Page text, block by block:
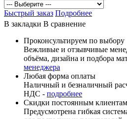
Быстрый заказ Подробнее
В закладки В сравнение
Проконсультируем по выбору
Вежливые и отзывчивые
объёма, дизайна и подбора
менеджера
Любая форма оплаты
Наличный и безналичный
НДС - подробнее
Скидки постоянным клиентам
Предусмотрена гибкая